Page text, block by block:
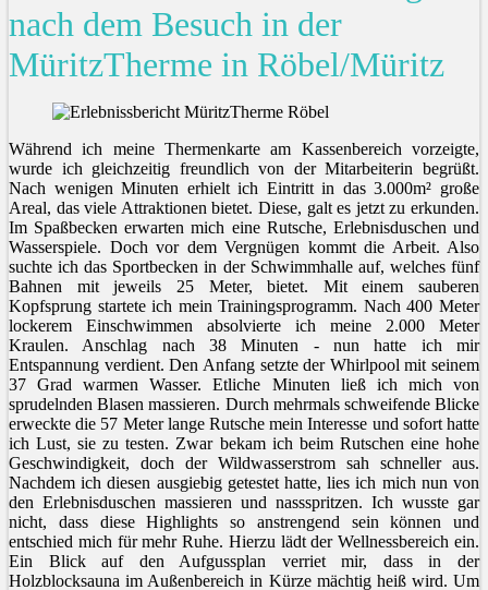
nach dem Besuch in der
MüritzTherme in Röbel/Müritz
Während ich meine Thermenkarte am Kassenbereich vorzeigte,
wurde ich gleichzeitig freundlich von der Mitarbeiterin begrüßt.
Nach wenigen Minuten erhielt ich Eintritt in das 3.000m² große
Areal, das viele Attraktionen bietet. Diese, galt es jetzt zu erkunden.
Im Spaßbecken erwarten mich eine Rutsche, Erlebnisduschen und
Wasserspiele. Doch vor dem Vergnügen kommt die Arbeit. Also
suchte ich das Sportbecken in der Schwimmhalle auf, welches fünf
Bahnen mit jeweils 25 Meter, bietet. Mit einem sauberen
Kopfsprung startete ich mein Trainingsprogramm. Nach 400 Meter
lockerem Einschwimmen absolvierte ich meine 2.000 Meter
Kraulen. Anschlag nach 38 Minuten - nun hatte ich mir
Entspannung verdient. Den Anfang setzte der Whirlpool mit seinem
37 Grad warmen Wasser. Etliche Minuten ließ ich mich von
sprudelnden Blasen massieren. Durch mehrmals schweifende Blicke
erweckte die 57 Meter lange Rutsche mein Interesse und sofort hatte
ich Lust, sie zu testen. Zwar bekam ich beim Rutschen eine hohe
Geschwindigkeit, doch der Wildwasserstrom sah schneller aus.
Nachdem ich diesen ausgiebig getestet hatte, lies ich mich nun von
den Erlebnisduschen massieren und nassspritzen. Ich wusste gar
nicht, dass diese Highlights so anstrengend sein können und
entschied mich für mehr Ruhe. Hierzu lädt der Wellnessbereich ein.
Ein Blick auf den Aufgussplan verriet mir, dass in der
Holzblocksauna im Außenbereich in Kürze mächtig heiß wird. Um